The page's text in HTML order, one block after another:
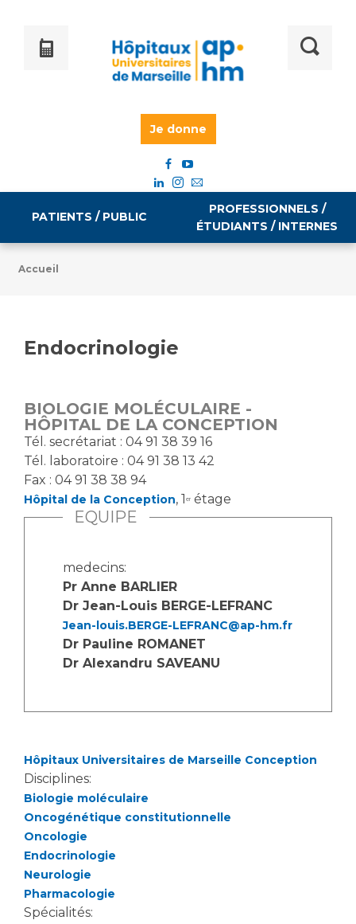
Je donne
PATIENTS / PUBLIC
Tarifs
Vous allez être hospitalisé(e)
Vous avez un examen d'imagerie ou de radiologie
à réaliser
Vous avez une analyse à réaliser
Vous venez en consultation
myaphm, votre espace santé en ligne
Infos COVID-19
Vivre ensemble à l'hôpital
Culture à l'hôpital
Laïcité et cultes
Vos droits, vos devoirs
Handicap
Handi 13
Pôle Médecine Physique et Réadaptation
Accueil sourds et malentendants
PROFESSIONNELS /
ÉTUDIANTS / INTERNES
Emploi / formation
Emplois administratifs
Emplois médicaux
Espace Formation
Étudiants hospitaliers
Emplois techniques et médico-techniques
Emplois divers
Statuts
Stages paramédicaux
Chercheurs
Écoles et Instituts de Formation
Plateforme des internes
Professionnels de santé
Accueil
Endocrinologie
BIOLOGIE MOLÉCULAIRE -
HÔPITAL DE LA CONCEPTION
Tél. secrétariat : 04 91 38 39 16
Tél. laboratoire : 04 91 38 13 42
Fax : 04 91 38 38 94
Hôpital de la Conception, 1 er étage
EQUIPE
medecins:
Pr Anne BARLIER
Dr Jean-Louis BERGE-LEFRANC
Jean-louis.BERGE-LEFRANC@ap-hm.fr
Dr Pauline ROMANET
Dr Alexandru SAVEANU
Hôpitaux Universitaires de Marseille Conception
Disciplines:
Biologie moléculaire
Oncogénétique constitutionnelle
Oncologie
Endocrinologie
Neurologie
Pharmacologie
Spécialités: